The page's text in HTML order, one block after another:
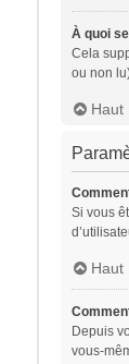
À quoi
Cela
ou non
Haut
Si vous
Haut
Depuis
vous-